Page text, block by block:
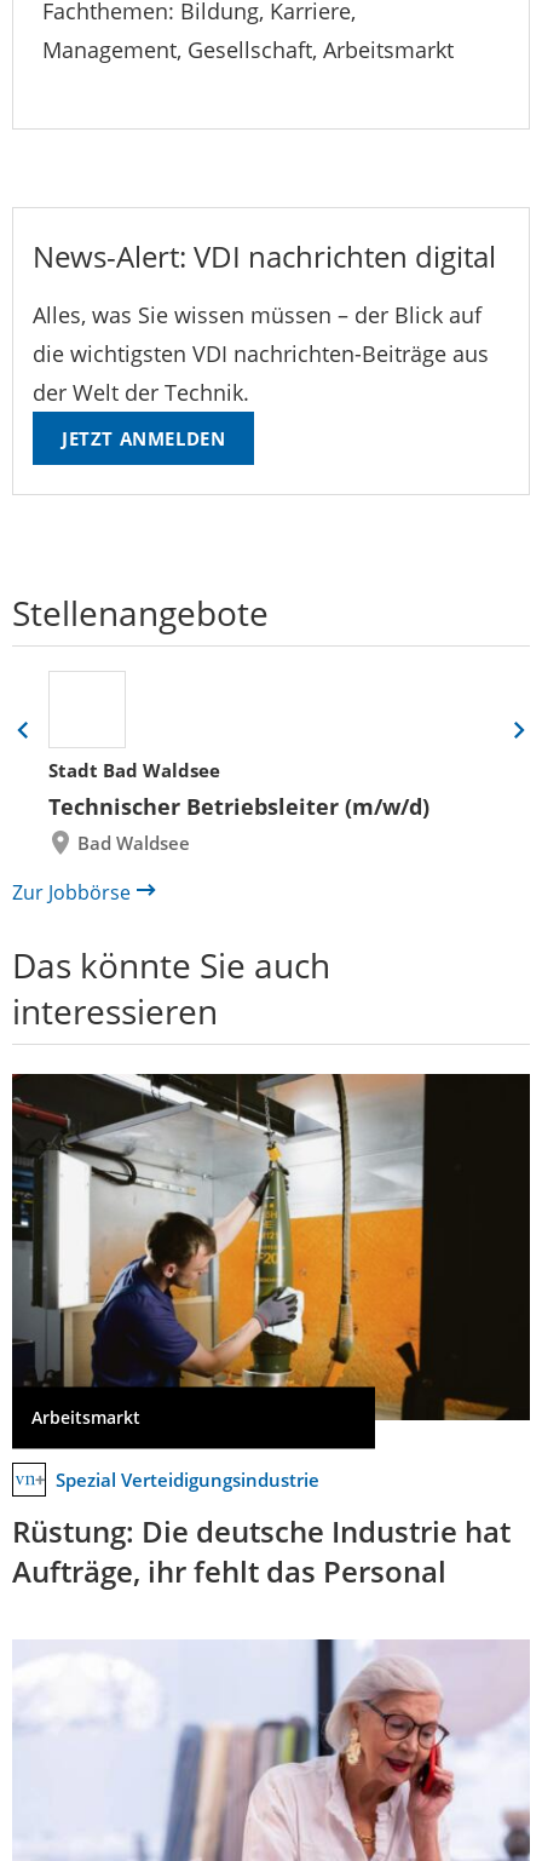
Fachthemen: Bildung, Karriere,
Management, Gesellschaft, Arbeitsmarkt
News-Alert: VDI nachrichten digital
Alles, was Sie wissen müssen – der Blick auf
die wichtigsten VDI nachrichten-Beiträge aus
der Welt der Technik.
JETZT ANMELDEN
Stellenangebote
Stadt Bad Waldsee
Technischer Betriebsleiter (m/w/d)
Bad Waldsee
Folie
zurück
Eine
Zur Jobbörse
Das könnte Sie auch
interessieren
Arbeitsmarkt
Spezial Verteidigungsindustrie
Rüstung: Die deutsche Industrie hat
Aufträge, ihr fehlt das Personal